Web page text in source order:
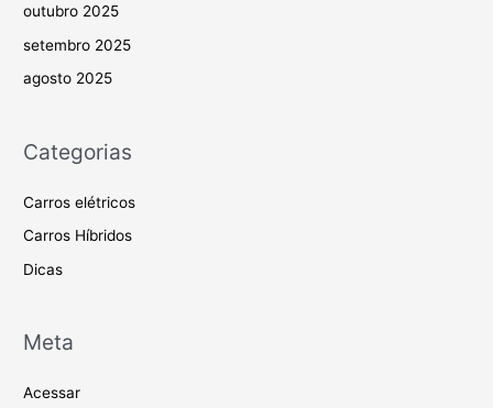
outubro 2025
setembro 2025
agosto 2025
Categorias
Carros elétricos
Carros Híbridos
Dicas
Meta
Acessar